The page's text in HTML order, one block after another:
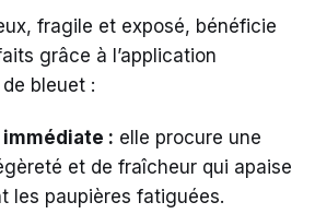
fragile et exposé, bénéficie
grâce à l’application
bleuet :
: elle procure une
et de fraîcheur qui apaise
les paupières fatiguées.